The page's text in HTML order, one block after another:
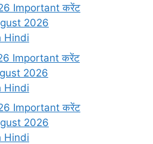
Important करेंट
2026
Hindi
Important करेंट
2026
Hindi
Important करेंट
2026
Hindi